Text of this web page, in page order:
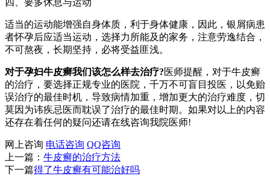
四、要多休息与运动
适当的运动能增强自身体质，利于身体健康，因此，银屑病患
者怀孕后应适当运动，选择力所能及的家务，注意劳逸结合，
不可熬夜，长期坚持，必将受益匪浅。
对于孕妇牛皮癣我们该怎么样去治疗?医师提醒，对于牛皮癣
的治疗，要选择正规专业的医院，千万不可盲目投医，以免贻
误治疗的最佳时机，导致病情加重，增加更大的治疗难度，切
莫因为讳疾忌医而耽误了治疗的最佳时期。如果对以上的内容
还存在着任何的疑问还请在线咨询我院医师!
网上咨询 电话咨询 QQ咨询
上一篇： 牛皮癣的治疗方法
下一篇得了牛皮癣有可能治好吗